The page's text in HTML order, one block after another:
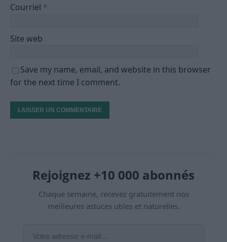
Courriel *
Site web
Save my name, email, and website in this browser
for the next time I comment.
Rejoignez +10 000 abonnés
Chaque semaine, recevez gratuitement nos
meilleures astuces utiles et naturelles.